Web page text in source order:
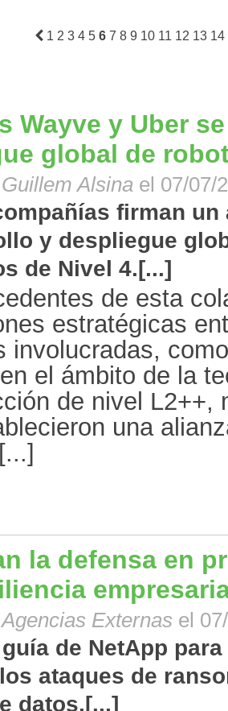
1 2 3 4 5 6 7 8 9 10 11 12 13 14
Wayve y Uber
global de
Guillem Alsina el 07/07/
firman
y despliegue
de Nivel 4.[...]
de esta
estratégicas
involucradas,
el ámbito de la
de nivel L2++,
una
la defensa en
Agencias Externas el
de NetApp
ataques de
datos.[...]